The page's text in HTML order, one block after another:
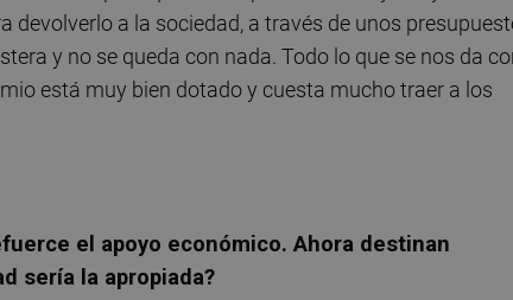
devolverlo a la sociedad, a través de unos
y no se queda con nada. Todo lo que se nos da
está muy bien dotado y cuesta mucho traer a los
el apoyo económico. Ahora destinan
sería la apropiada?